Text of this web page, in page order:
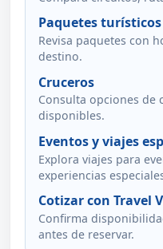
Paquetes turísticos
Revisa paquetes con
destino.
Cruceros
Consulta opciones de
disponibles.
Eventos y viajes
Explora viajes para
experiencias
Cotizar con Travel
Confirma
antes de reservar.